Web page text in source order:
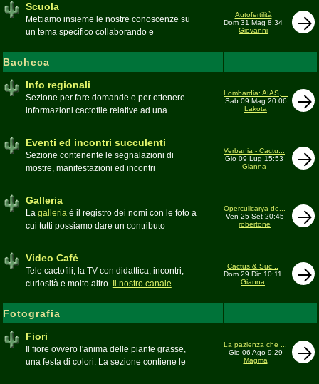
Moderatore
Scuola
Mettiamo insieme le nostre conoscenze su
un tema specifico collaborando e
cactofilo
Autofertilità
Dom 31 Mag 8:34
Giovanni
Bacheca
Info regionali
Sezione per fare domande o per ottenere
informazioni cactofile relative ad una
Lombardia: AIAS,...
Sab 09 Mag 20:06
Lakota
Eventi ed incontri succulenti
Sezione contenente le segnalazioni di
mostre, manifestazioni ed incontri
Verbania - Cactu...
Gio 09 Lug 15:53
Gianna
Galleria
La galleriaè il registro dei nomi con le foto a
cui tutti possiamo dare un contributo
spazio discutiamo SOLO di errori,
inesattezze, idee e altro inerenti l'argomento
Operculicarya de...
Ven 25 Set 20:45
robertone
Video Café
Tele cactofili, la TV con didattica, incontri,
curiosità e molto altro.
Il nostro canale
Cactus & Suc...
Dom 29 Dic 10:11
Gianna
Fotografia
Fiori
Il fiore ovvero l'anima delle piante grasse,
una festa di colori. La sezione contiene le
La pazienza che ...
Gio 06 Ago 9:29
Magma